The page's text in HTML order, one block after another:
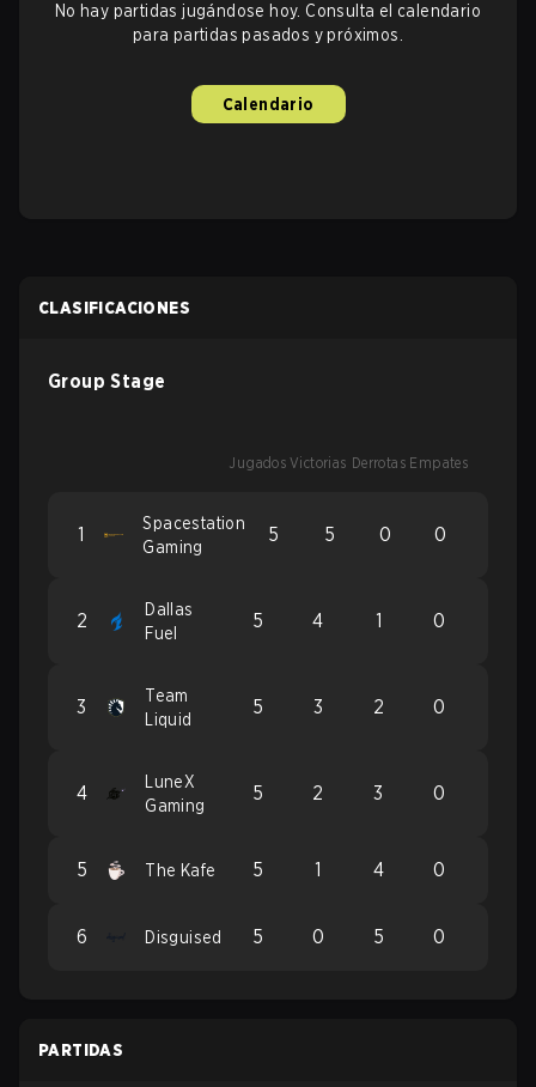
No hay partidas jugándose hoy. Consulta el calendario
para partidas pasados y próximos.
Calendario
CLASIFICACIONES
Group Stage
Jugados Victorias Derrotas Empates
1
Spacestation
Gaming
5 5 0 0
2
Dallas
Fuel
5 4 1 0
3
Team
Liquid
5 3 2 0
4
LuneX
Gaming
5 2 3 0
5 The Kafe 5 1 4 0
6 Disguised 5 0 5 0
PARTIDAS